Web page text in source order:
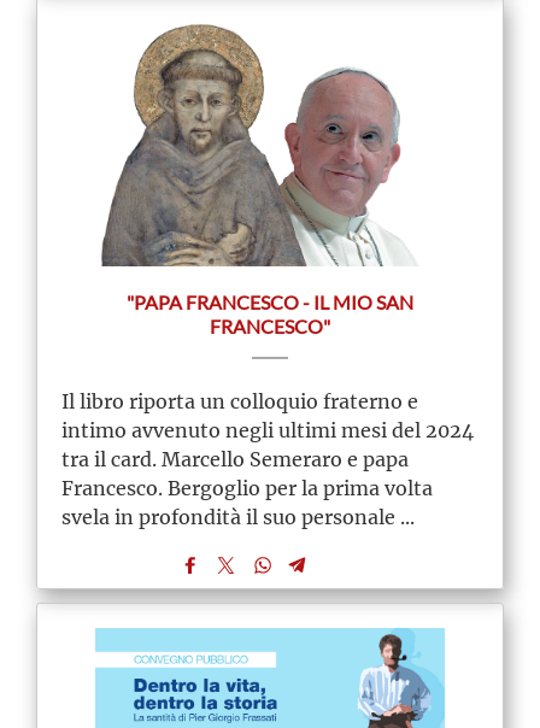
"PAPA FRANCESCO - IL MIO SAN
FRANCESCO"
Il libro riporta un colloquio fraterno e
intimo avvenuto negli ultimi mesi del 2024
tra il card. Marcello Semeraro e papa
Francesco. Bergoglio per la prima volta
svela in profondità il suo personale ...